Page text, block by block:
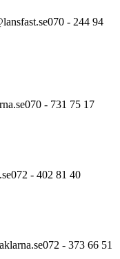
070 - 244 94
070 - 731 75 17
072 - 402 81 40
072 - 373 66 51